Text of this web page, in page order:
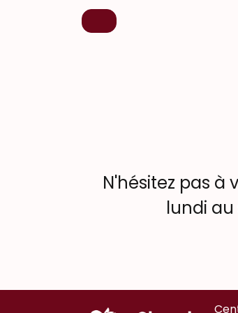
N'hésitez pas à
lundi au